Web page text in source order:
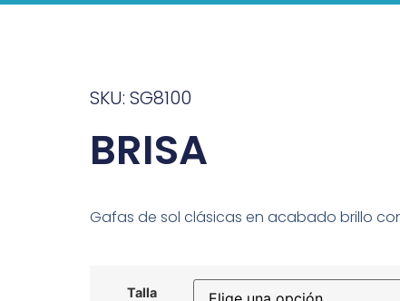
SKU: SG8100
BRISA
Gafas de sol clásicas en acabado brillo
Talla